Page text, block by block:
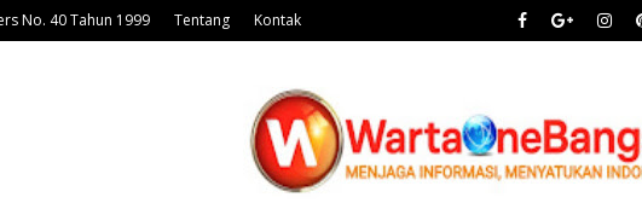
No. 40 Tahun 1999 Tentang Kontak